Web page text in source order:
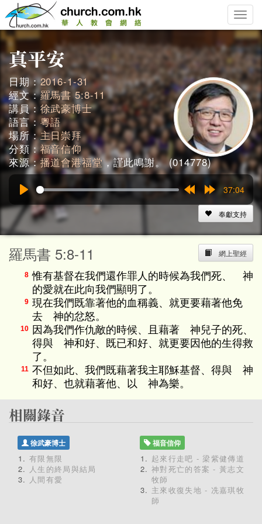
Toggle
日期：2016-1-31
經文：羅馬書 5:8-11
講員： 徐武豪博士
語言：粵語
場所：主日崇拜
分類：福音信仰
來源：播道會港福堂，謹此鳴謝。 (014778)
15s
37:04
奉獻支持
網上聖經
羅馬書 5:8-11
8 惟有基督在我們還作罪人的時候為我們死、 神
的愛就在此向我們顯明了。
9 現在我們既靠著他的血稱義、就更要藉著他免
去 神的忿怒。
10
因為我們作仇敵的時候、且藉著 神兒子的死、
得與 神和好、既已和好、就更要因他的生得救
了。
11 不但如此、我們既藉著我主耶穌基督、得與 神
和好、也就藉著他、以 神為樂。
徐武豪博士
有限無限
人生的終局與結局
人間有愛
福音信仰
起來行走吧 - 梁紫健傳道
神對死亡的答案 - 黃志文
牧師
主來收復失地 - 冼嘉琪牧
師